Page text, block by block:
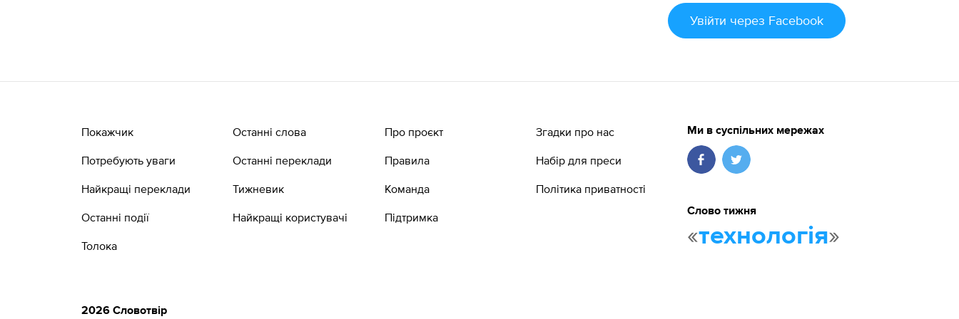
Увійти через Facebook
Покажчик
Потребують уваги
Найкращі переклади
Останні події
Толока
Останні слова
Останні переклади
Тижневик
Найкращі користувачі
Про проєкт
Правила
Команда
Підтримка
Згадки про нас
Набір для преси
Політика приватності
Ми в суспільних мережах
Слово тижня
«технологія»
2026 Словотвір